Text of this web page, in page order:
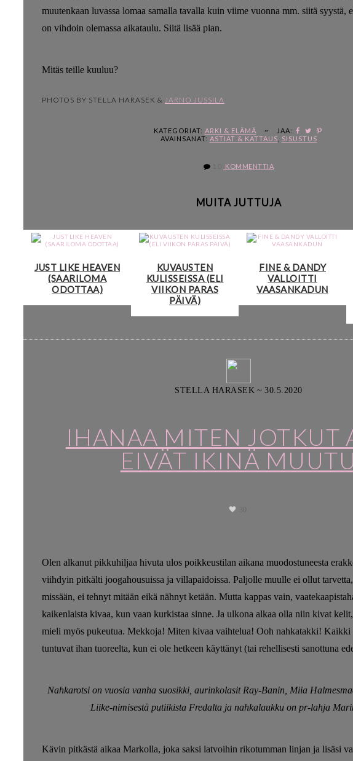
muutenkaan luvassa lomaa samalla tavalla kuin viime vuonna mm. siitä syystä,
on vihdoin olemassa aikataulu. Siitä lisää pian.
Mitäs teille kuuluu?
PHOTOS BY STELLA HARASEK & JARNO JUSSILA
KATEGORIAT: ARKI & ELÄMÄ ~
JAA:
AVAINSANAT: ASTIAT & KATTAUS SISUSTUS
KOMMENTTIA
MUITA JUTTUJA
JUST LIKE HEAVEN
(SAARILOMA
ODOTTAA)
KUVAUSTEN
KULISSEISSA (ELI
VIIKON PARAS
PÄIVÄ)
FINE & DANDY
VALLOITTI
VAASANKADUN
STELLA HARASEK ~30.5.2020
IHANAA MITEN JOTKUT
EIVÄT IKINÄ MUUTU
Olen alkanut pikkuhiljaa hivuta ulos poikkeustilan aikana muodostuneesta
viihdyin pitkälti joogahousuissa ja villapaidoissa. Paljolle muulle ei ollut
missään, ei tehnyt mitään eikä nähnyt ketään. Mutta kappas vain,
kaikenlaista kivaa, kun vaan kurkistaa sinne. Ja ulkona alkaa olla niin kivat
mieli myös pukeutua. Mekkoja! Miten kivaa vaihtelua! Ooh nahkatakki! Kaikki
tuntuvat ihan tuoreelta, kun ei ole hetkeen käyttänyt (tai rehellisesti sanottuna
Nahkarotsi on vuosia vanha suosikki, aurinkolasit Ray-Banin, Miia
Liike-nimisestä putiikista Fredalta ja nahkalaukku on pr-lahja
Kävin pitkästä aikaa Markolla, joka saksi latvoihin rikotumman linjan ja lisäsi